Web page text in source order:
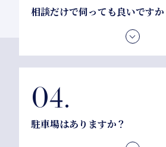
相談だけで伺っても良いですか
もちろんです。まずは雰囲気を感
駐車場はありますか？